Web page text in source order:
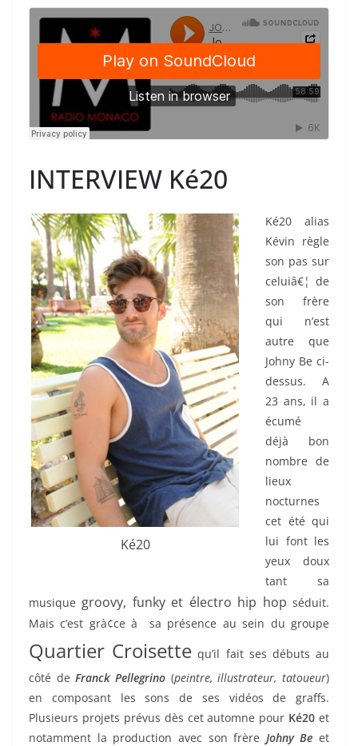
INTERVIEW Ké20
Ké20
Ké20 alias
Kévin règle
son pas sur
celuiâ€¦ de
son frère
qui n’est
autre que
Johny Be ci-
dessus. A
23 ans, il a
écumé
déjà bon
nombre de
lieux
nocturnes
cet été qui
lui font les
yeux doux
tant sa
musique groovy, funky et électro hip hop séduit.
Mais c’est grà¢ce à sa présence au sein du groupe
Quartier Croisette qu’il fait ses débuts au
côté deFranck Pellegrino (peintre, illustrateur, tatoueur)
en composant les sons de ses vidéos de graffs.
Plusieurs projets prévus dès cet automne pour Ké20 et
notamment la production avec son frère Johny Be et